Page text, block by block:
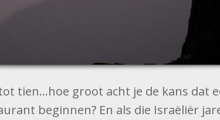
tien…hoe groot acht je de kans dat
beginnen? En als die Israëliër